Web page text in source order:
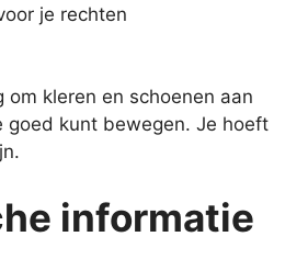
je rechten
om kleren en schoenen aan
goed kunt bewegen. Je hoeft
informatie